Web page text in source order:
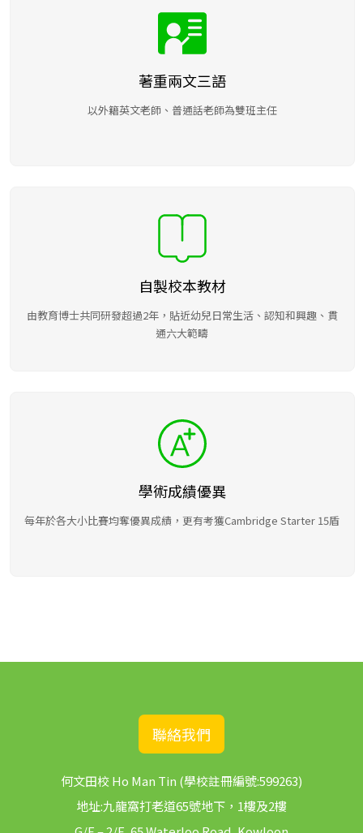
著重兩文三語
以外籍英文老師、普通話老師為雙班主任
自製校本教材
由教育博士共同研發超過2年，貼近幼兒日常生活、認知和興趣、貫
通六大範疇
學術成績優異
每年於各大小比賽均奪優異成績，更有考獲Cambridge Starter 15盾
聯絡我們
何文田校 Ho Man Tin (學校註冊編號:599263)
地址:九龍窩打老道65號地下，1樓及2樓